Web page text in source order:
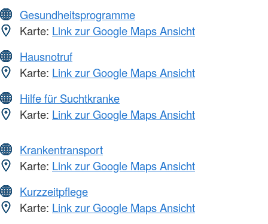
Gesundheitsprogramme
Karte: Link zur Google Maps Ansicht
Hausnotruf
Karte: Link zur Google Maps Ansicht
Hilfe für Suchtkranke
Karte: Link zur Google Maps Ansicht
Krankentransport
Karte: Link zur Google Maps Ansicht
Kurzzeitpflege
Karte: Link zur Google Maps Ansicht